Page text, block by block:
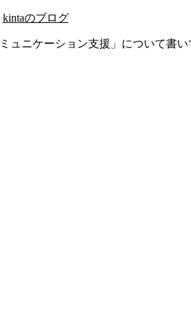
kintaのブログ
ュニケーション支援」について書